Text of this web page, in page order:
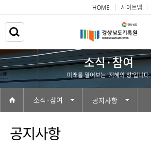
HOME 사이트맵
소식·참여
미래를 열어보는 '지혜의 창'입니다.
소식·참여 공지사항
공지사항